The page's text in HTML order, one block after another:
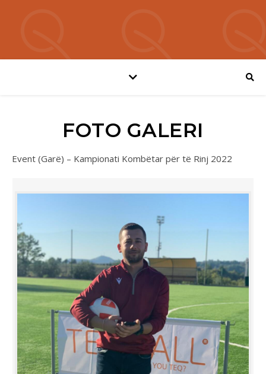
FOTO GALERI
Event (Garë) – Kampionati Kombëtar për të Rinj 2022